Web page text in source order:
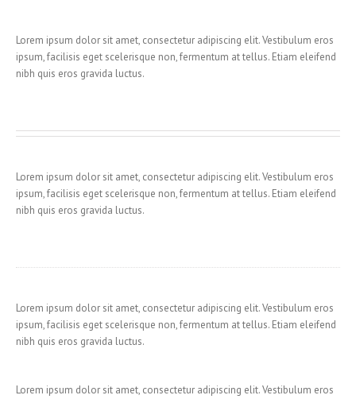
Lorem ipsum dolor sit amet, consectetur adipiscing elit. Vestibulum eros
ipsum, facilisis eget scelerisque non, fermentum at tellus. Etiam eleifend
nibh quis eros gravida luctus.
Lorem ipsum dolor sit amet, consectetur adipiscing elit. Vestibulum eros
ipsum, facilisis eget scelerisque non, fermentum at tellus. Etiam eleifend
nibh quis eros gravida luctus.
Lorem ipsum dolor sit amet, consectetur adipiscing elit. Vestibulum eros
ipsum, facilisis eget scelerisque non, fermentum at tellus. Etiam eleifend
nibh quis eros gravida luctus.
Lorem ipsum dolor sit amet, consectetur adipiscing elit. Vestibulum eros